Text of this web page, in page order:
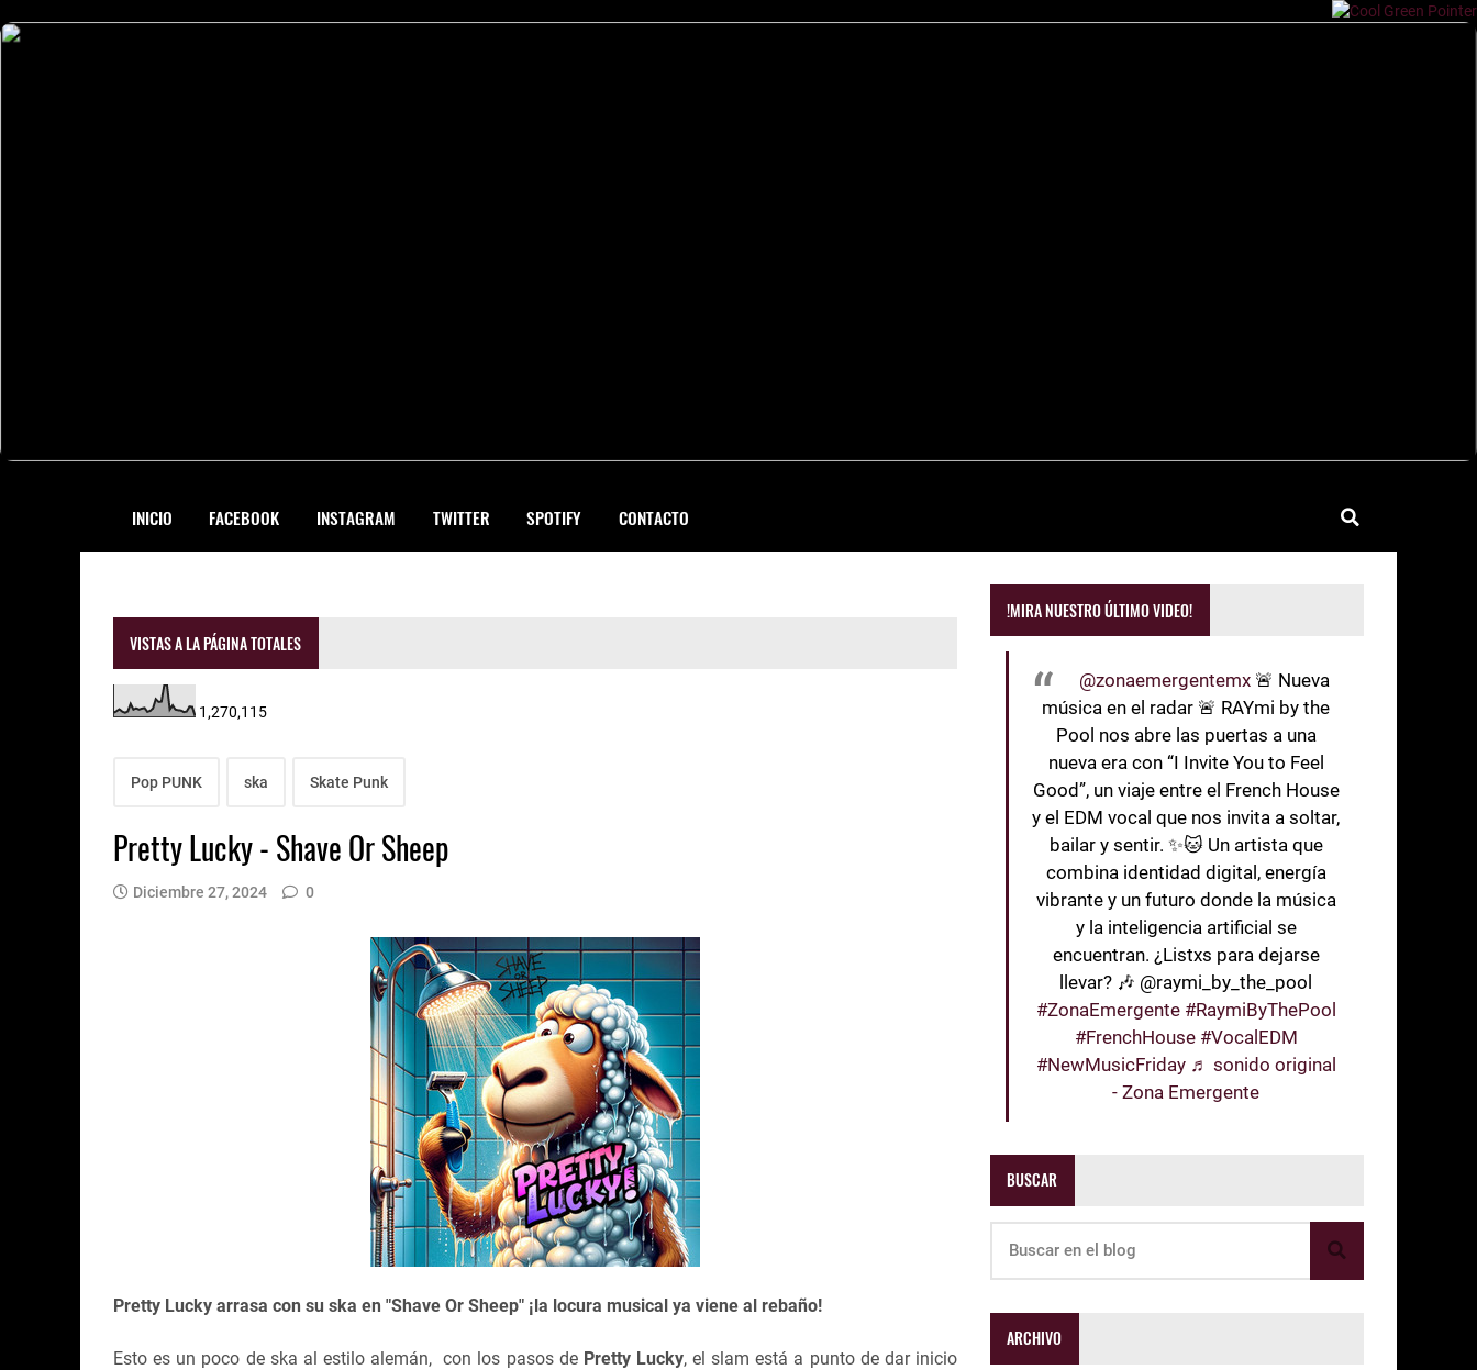
INICIO FACEBOOK INSTAGRAM TWITTER SPOTIFY CONTACTO
VISTAS A LA PÁGINA TOTALES
1,270,115
Pop PUNK ska Skate Punk
Pretty Lucky - Shave Or Sheep
Diciembre 27, 2024 0
Pretty Lucky arrasa con su ska en "Shave Or Sheep" ¡la locura musical ya viene al rebaño!
Esto es un poco de ska al estilo alemán, con los pasos de Pretty Lucky, el slam está a punto de dar inicio
!MIRA NUESTRO ÚLTIMO VIDEO!
@zonaemergentemx 🚨 Nueva
música en el radar 🚨 RAYmi by the
Pool nos abre las puertas a una
nueva era con “I Invite You to Feel
Good”, un viaje entre el French House
y el EDM vocal que nos invita a soltar,
bailar y sentir. ✨🐱 Un artista que
combina identidad digital, energía
vibrante y un futuro donde la música
y la inteligencia artificial se
encuentran. ¿Listxs para dejarse
llevar? 🎶 @raymi_by_the_pool
#ZonaEmergente #RaymiByThePool
#FrenchHouse #VocalEDM
#NewMusicFriday ♬ sonido original
- Zona Emergente
BUSCAR
ARCHIVO